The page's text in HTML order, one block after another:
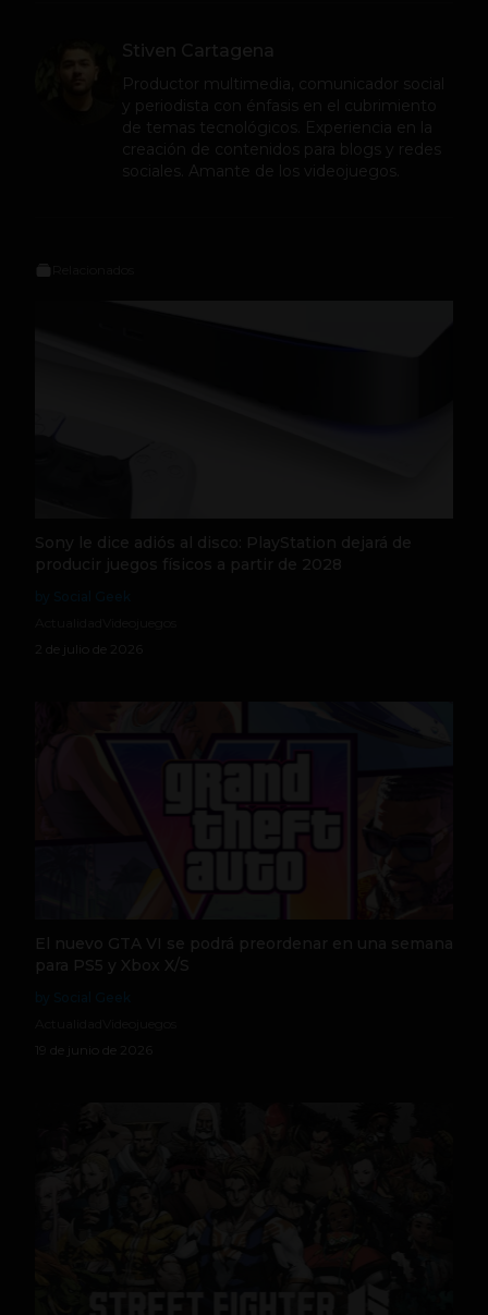
Stiven Cartagena
Productor multimedia, comunicador social
y periodista con énfasis en el cubrimiento
de temas tecnológicos. Experiencia en la
creación de contenidos para blogs y redes
sociales. Amante de los videojuegos.
Sony le dice adiós al disco: PlayStation dejará de
producir juegos físicos a partir de 2028
2 de julio de 2026
El nuevo GTA VI se podrá preordenar en una semana
para PS5 y Xbox X/S
19 de junio de 2026